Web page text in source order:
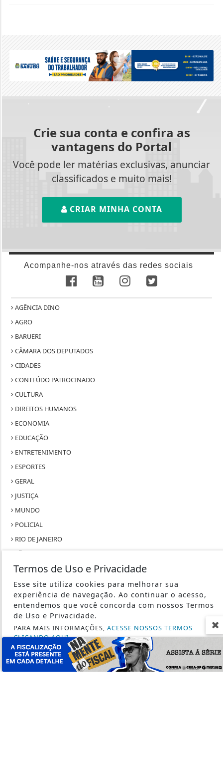
Crie sua conta e confira as
vantagens do Portal
Você pode ler matérias exclusivas, anunciar
classificados e muito mais!
CRIAR MINHA CONTA
Acompanhe-nos através das redes sociais
AGÊNCIA DINO
AGRO
BARUERI
CÂMARA DOS DEPUTADOS
CIDADES
CONTEÚDO PATROCINADO
CULTURA
DIREITOS HUMANOS
ECONOMIA
EDUCAÇÃO
ENTRETENIMENTO
ESPORTES
GERAL
JUSTIÇA
MUNDO
POLICIAL
RIO DE JANEIRO
SÃO PAULO
SAÚDE
TECNOLOGIA & INOVAÇÃO
TRABALHO
SEU SITE - TODOS OS DIREITOS RESERVADOS.
Termos de Uso e Privacidade
Esse site utiliza cookies para melhorar sua
experiência de navegação. Ao continuar o acesso,
entendemos que você concorda com nossos Termos
de Uso e Privacidade.
PARA MAIS INFORMAÇÕES, ACESSE NOSSOS TERMOS
CLICANDO AQUI
PROSSEGUIR